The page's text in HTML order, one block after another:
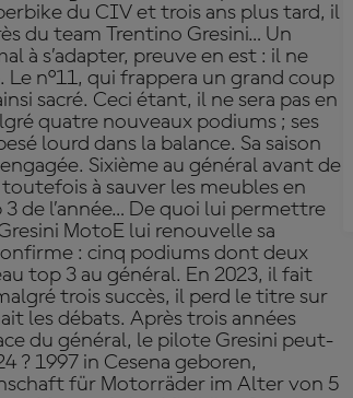
du CIV et trois ans plus tard, il
du team Trentino Gresini… Un
à s’adapter, preuve en est : il ne
n°11, qui frappera un grand coup
sacré. Ceci étant, il ne sera pas en
quatre nouveaux podiums ; ses
lourd dans la balance. Sa saison
Sixième au général avant de
à sauver les meubles en
de l’année… De quoi lui permettre
MotoE lui renouvelle sa
: cinq podiums dont deux
top 3 au général. En 2023, il fait
trois succès, il perd le titre sur
les débats. Après trois années
du général, le pilote Gresini peut-
? 1997 in Cesena geboren,
für Motorräder im Alter von 5